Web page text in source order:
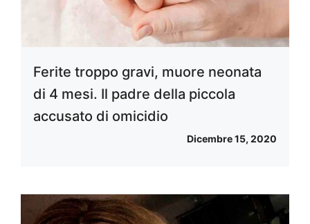
Ferite troppo gravi, muore neonata
di 4 mesi. Il padre della piccola
accusato di omicidio
Dicembre 15, 2020